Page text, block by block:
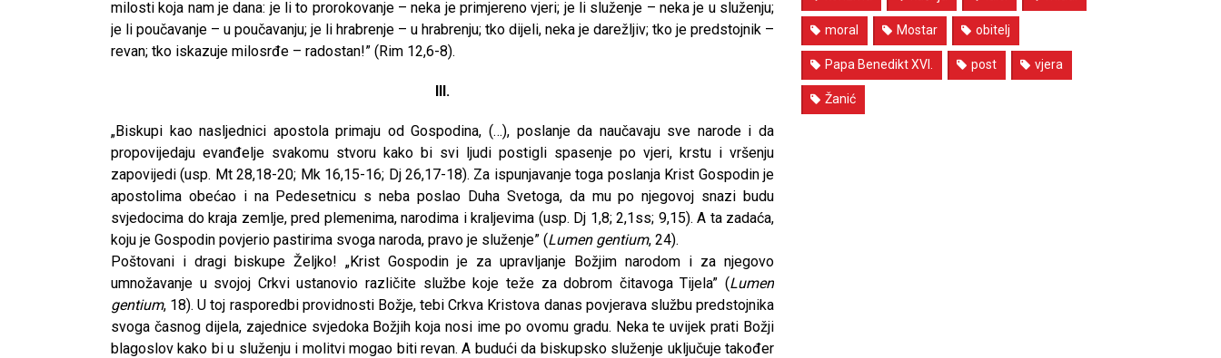
milosti koja nam je dana: je li to prorokovanje – neka je primjereno vjeri; je li služenje – neka je u služenju;
je li poučavanje – u poučavanju; je li hrabrenje – u hrabrenju; tko dijeli, neka je darežljiv; tko je predstojnik –
revan; tko iskazuje milosrđe – radostan!” (Rim 12,6-8).
III.
„Biskupi kao nasljednici apostola primaju od Gospodina, (…), poslanje da naučavaju sve narode i da
propovijedaju evanđelje svakomu stvoru kako bi svi ljudi postigli spasenje po vjeri, krstu i vršenju
zapovijedi (usp. Mt 28,18-20; Mk 16,15-16; Dj 26,17-18). Za ispunjavanje toga poslanja Krist Gospodin je
apostolima obećao i na Pedesetnicu s neba poslao Duha Svetoga, da mu po njegovoj snazi budu
svjedocima do kraja zemlje, pred plemenima, narodima i kraljevima (usp. Dj 1,8; 2,1ss; 9,15). A ta zadaća,
koju je Gospodin povjerio pastirima svoga naroda, pravo je služenje” (Lumen gentium, 24).
Poštovani i dragi biskupe Željko! „Krist Gospodin je za upravljanje Božjim narodom i za njegovo
umnožavanje u svojoj Crkvi ustanovio različite službe koje teže za dobrom čitavoga Tijela” (Lumen
gentium, 18). U toj rasporedbi providnosti Božje, tebi Crkva Kristova danas povjerava službu predstojnika
svoga časnog dijela, zajednice svjedoka Božjih koja nosi ime po ovomu gradu. Neka te uvijek prati Božji
blagoslov kako bi u služenju i molitvi mogao biti revan. A budući da biskupsko služenje uključuje također
moral Mostar obitelj
Papa Benedikt XVI. post vjera
Žanić